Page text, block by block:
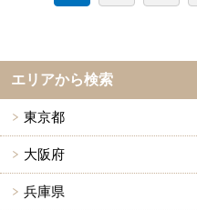
エリアから検索
東京都
大阪府
兵庫県